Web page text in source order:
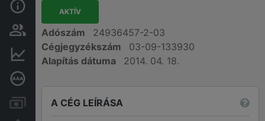
Alap információk
Személyek és tulajdonjog
Pénzügyi információk
Számlák és zárolások
AKTÍV
Adószám
24936457-2-03
Cégjegyzékszám
03-09-133930
Alapítás dátuma
2014. 04. 18.
A CÉG LEÍRÁSA